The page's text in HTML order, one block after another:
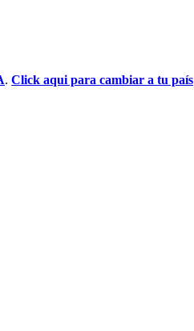
. Click aqui para cambiar a tu país